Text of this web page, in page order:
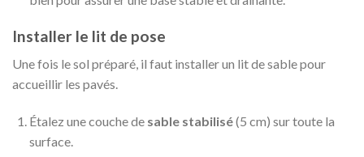
Installer le lit de pose
Une fois le sol préparé, il faut installer un lit de sable pour
accueillir les pavés.
Étalez une couche de sable stabilisé(5 cm) sur toute la
surface.